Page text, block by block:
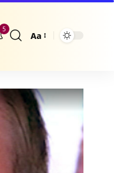
5
Größenänderung
Aa